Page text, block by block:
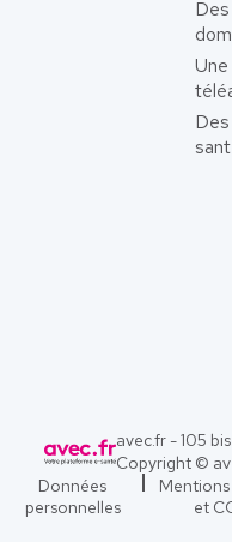
Une
avec.fr - 105
Copyright ©
Données
personnelles
et